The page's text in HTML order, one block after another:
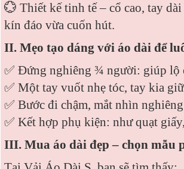
💮 Thiết kế tinh tế – cổ cao, tay
kín đáo vừa cuốn hút.
II. Mẹo tạo dáng với áo dài để
✅ Đứng nghiêng ¾ người: giúp lộ
✅ Một tay vuốt nhẹ tóc, tay kia
✅ Bước đi chậm, mắt nhìn
✅ Kết hợp phụ kiện: như quạt
III. Mua áo dài đẹp – chọn mẫu